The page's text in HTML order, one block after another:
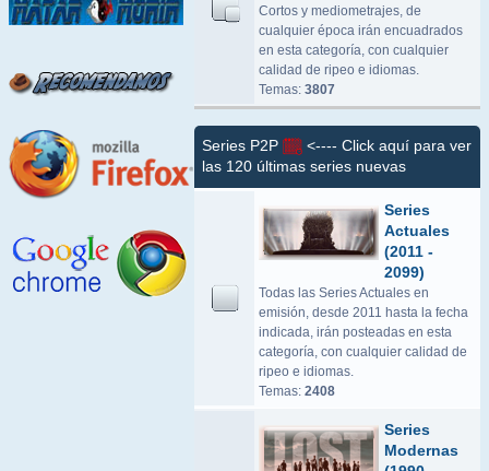
Cortos y mediometrajes, de
cualquier época irán encuadrados
en esta categoría, con cualquier
calidad de ripeo e idiomas.
Temas: 3807
Series P2P
<---- Click aquí para ver
las 120 últimas series nuevas
Series
Actuales
(2011 -
2099)
Todas las Series Actuales en
emisión, desde 2011 hasta la fecha
indicada, irán posteadas en esta
categoría, con cualquier calidad de
ripeo e idiomas.
Temas: 2408
Series
Modernas